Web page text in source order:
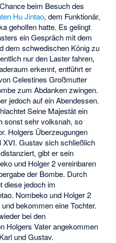
beim Besuch des
Hu Jintao, dem Funktionär,
geholfen hatte. Es gelingt
ein Gespräch mit dem
dem schwedischen König zu
nur den Laster fahren,
erkennt, entführt er
Celestines Großmutter
zum Abdanken zwingen.
jedoch auf ein Abendessen.
Seine Majestät ein
sonst sehr volksnah, so
Holgers Überzeugungen
XVI. Gustavsich schließlich
gibt er sein
und Holger 2 vereinbaren
der Bombe. Durch
diese jedoch im
Nombeko und Holger 2
bekommen eine Tochter.
bei den
Holgers Vater angekommen
und Gustav.